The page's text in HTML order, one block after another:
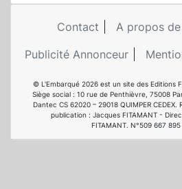
Contact
A propos
Publicité Annonceur
© L'Embarqué 2026 est un site des Editions
Siège social : 10 rue de Penthièvre, 75008
Dantec CS 62020 – 29018 QUIMPER
publication : Jacques FITAMANT -
FITAMANT. N°509 667 895